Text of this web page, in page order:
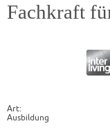
Fachkraft
Art:
Ausbildung